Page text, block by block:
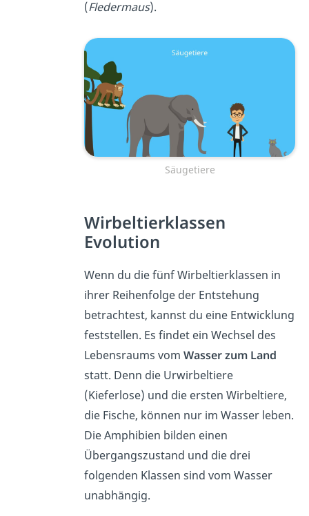
(Fledermaus).
Säugetiere
Wirbeltierklassen
Evolution
Wenn du die fünf Wirbeltierklassen in
ihrer Reihenfolge der Entstehung
betrachtest, kannst du eine Entwicklung
feststellen. Es findet ein Wechsel des
Lebensraums vomWasser zum Land
statt. Denn die Urwirbeltiere
(Kieferlose) und die ersten Wirbeltiere,
die Fische, können nur im Wasser leben.
Die Amphibien bilden einen
Übergangszustand und die drei
folgenden Klassen sind vom Wasser
unabhängig.